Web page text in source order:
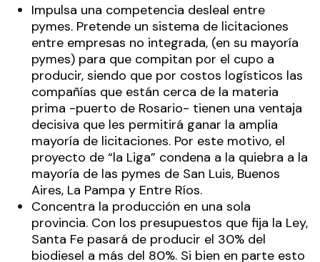
Impulsa una competencia desleal entre
pymes. Pretende un sistema de licitaciones
entre empresas no integrada, (en su mayoría
pymes) para que compitan por el cupo a
producir, siendo que por costos logísticos las
compañías que están cerca de la materia
prima -puerto de Rosario- tienen una ventaja
decisiva que les permitirá ganar la amplia
mayoría de licitaciones. Por este motivo, el
proyecto de “la Liga” condena a la quiebra a la
mayoría de las pymes de San Luis, Buenos
Aires, La Pampa y Entre Ríos.
Concentra la producción en una sola
provincia. Con los presupuestos que fija la Ley,
Santa Fe pasará de producir el 30% del
biodiesel a más del 80%. Si bien en parte esto